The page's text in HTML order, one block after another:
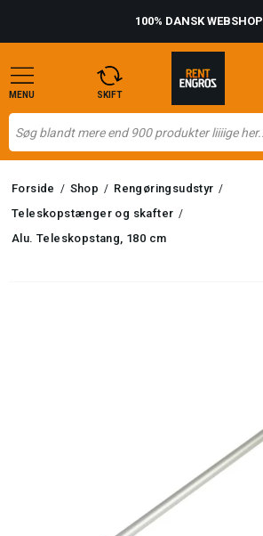
100% DANSK WEBSHOP
MENU SKIFT
Forside / Shop / Rengøringsudstyr /
Teleskopstænger og skafter /
Alu. Teleskopstang, 180 cm